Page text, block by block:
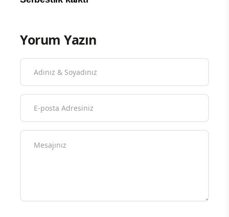
Yorum Yazın